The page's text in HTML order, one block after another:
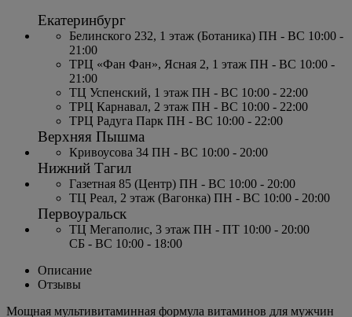
Екатеринбург
Белинского 232, 1 этаж (Ботаника) ПН - ВС 10:00 -
21:00
ТРЦ «Фан Фан», Ясная 2, 1 этаж ПН - ВС 10:00 -
21:00
ТЦ Успенский, 1 этаж ПН - ВС 10:00 - 22:00
ТРЦ Карнавал, 2 этаж ПН - ВС 10:00 - 22:00
ТРЦ Радуга Парк ПН - ВС 10:00 - 22:00
Верхняя Пышма
Кривоусова 34 ПН - ВС 10:00 - 20:00
Нижний Тагил
Газетная 85 (Центр) ПН - ВС 10:00 - 20:00
ТЦ Реал, 2 этаж (Вагонка) ПН - ВС 10:00 - 20:00
Первоуральск
ТЦ Мегаполис, 3 этаж ПН - ПТ 10:00 - 20:00
СБ - ВС 10:00 - 18:00
Описание
Отзывы
Мощная мультивитаминная формула витаминов для мужчин